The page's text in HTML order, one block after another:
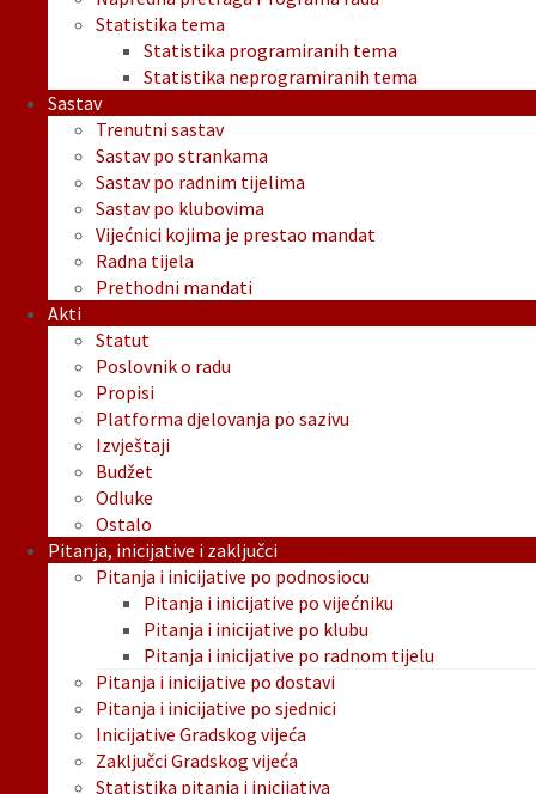
Statistika tema
Statistika programiranih tema
Statistika neprogramiranih tema
Sastav
Trenutni sastav
Sastav po strankama
Sastav po radnim tijelima
Sastav po klubovima
Vijećnici kojima je prestao mandat
Radna tijela
Prethodni mandati
Akti
Statut
Poslovnik o radu
Propisi
Platforma djelovanja po sazivu
Izvještaji
Budžet
Odluke
Ostalo
Pitanja, inicijative i zaključci
Pitanja i inicijative po podnosiocu
Pitanja i inicijative po vijećniku
Pitanja i inicijative po klubu
Pitanja i inicijative po radnom tijelu
Pitanja i inicijative po dostavi
Pitanja i inicijative po sjednici
Inicijative Gradskog vijeća
Zaključci Gradskog vijeća
Statistika pitanja i inicijativa